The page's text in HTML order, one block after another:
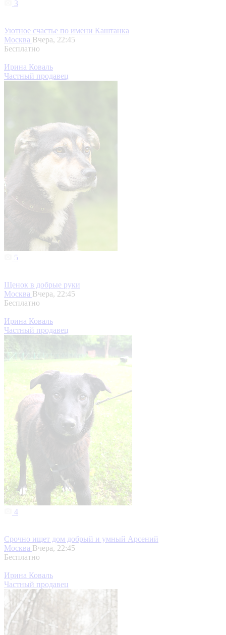
3
Уютное счастье по имени Каштанка
Москва Вчера, 22:45
Бесплатно
Ирина Коваль
Частный продавец
5
Щенок в добрые руки
Москва Вчера, 22:45
Бесплатно
Ирина Коваль
Частный продавец
4
Срочно ищет дом добрый и умный Арсений
Москва Вчера, 22:45
Бесплатно
Ирина Коваль
Частный продавец